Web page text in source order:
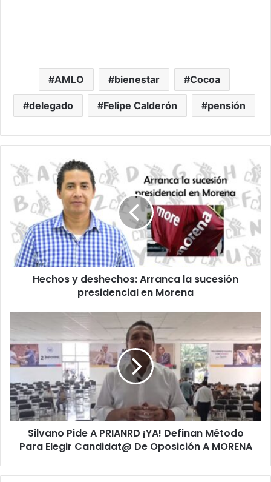
AMLO bienestar Cocoa
delegado Felipe Calderón pensión
Hechos
deshechos:
Arranca
sucesión
presidencial
en
Morena
Hechos y deshechos: Arranca la sucesión
presidencial en Morena
Pide
A
PRIANRD
¡YA!
Definan
Método
Para
Elegir
Candidat@
Silvano Pide A PRIANRD ¡YA! Definan Método
Para Elegir Candidat@ De Oposición A MORENA